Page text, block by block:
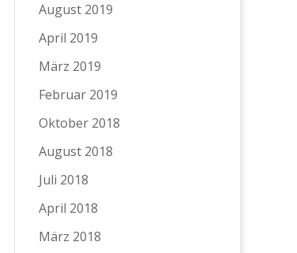
August 2019
April 2019
März 2019
Februar 2019
Oktober 2018
August 2018
Juli 2018
April 2018
März 2018